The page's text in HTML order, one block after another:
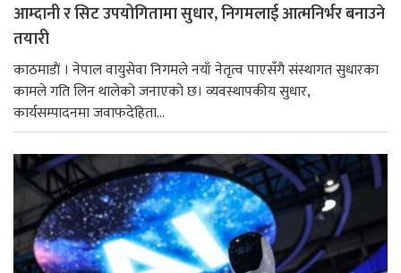
आम्दानी र सिट उपयोगितामा सुधार, निगमलाई आत्मनिर्भर बनाउने
तयारी
काठमाडाैं । नेपाल वायुसेवा निगमले नयाँ नेतृत्व पाएसँगै संस्थागत सुधारका
कामले गति लिन थालेको जनाएको छ। व्यवस्थापकीय सुधार,
कार्यसम्पादनमा जवाफदेहिता...